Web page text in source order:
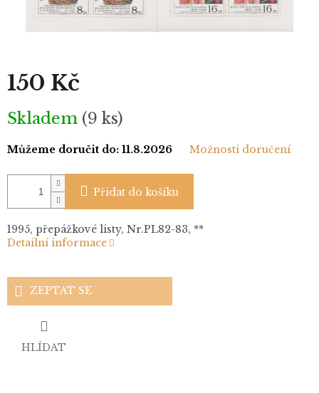
150 Kč
Měrná
cena:
Skladem (9 ks)
Můžeme doručit do: 11.8.2026 Možnosti doručení
Přidat do košíku
1995, přepážkové listy, Nr.PL82-83, **
Detailní informace
ZEPTAT SE
HLÍDAT